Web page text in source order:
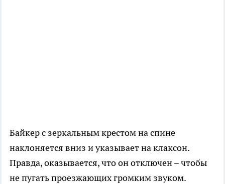
Байкер с зеркальным крестом на спине
наклоняется вниз и указывает на клаксон.
Правда, оказывается, что он отключен – чтобы
не пугать проезжающих громким звуком.